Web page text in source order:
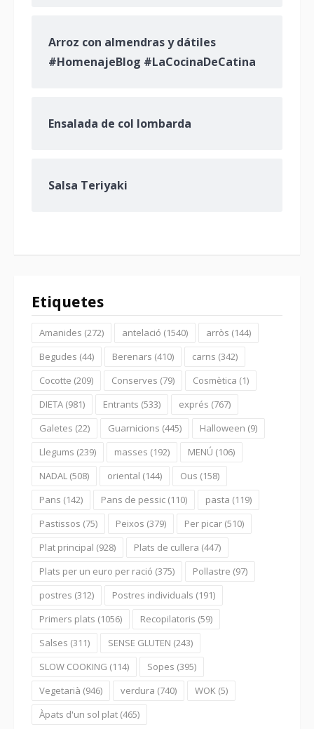
Arroz con almendras y dátiles
#HomenajeBlog #LaCocinaDeCatina
Ensalada de col lombarda
Salsa Teriyaki
Etiquetes
Amanides (272) antelació (1540) arròs (144)
Begudes (44) Berenars (410) carns (342)
Cocotte (209) Conserves (79) Cosmètica (1)
DIETA (981) Entrants (533) exprés (767)
Galetes (22) Guarnicions (445) Halloween (9)
Llegums (239) masses (192) MENÚ (106)
NADAL (508) oriental (144) Ous (158)
Pans (142) Pans de pessic (110) pasta (119)
Pastissos (75) Peixos (379) Per picar (510)
Plat principal (928) Plats de cullera (447)
Plats per un euro per ració (375) Pollastre (97)
postres (312) Postres individuals (191)
Primers plats (1056) Recopilatoris (59)
Salses (311) SENSE GLUTEN (243)
SLOW COOKING (114) Sopes (395)
Vegetarià (946) verdura (740) WOK (5)
Àpats d'un sol plat (465)